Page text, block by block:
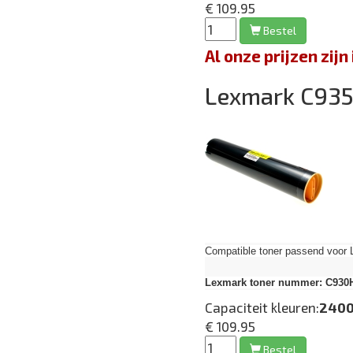
€ 109.95
Bestel
Al onze prijzen
Lexmark
Compatible toner passend
Lexmark toner nummer:
Capaciteit kleuren:
€ 109.95
Bestel